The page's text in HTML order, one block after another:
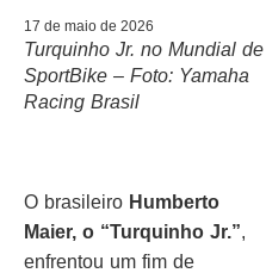
17 de maio de 2026
Turquinho Jr. no Mundial de
SportBike – Foto: Yamaha
Racing Brasil
O brasileiro Humberto
Maier, o “Turquinho Jr.”,
enfrentou um fim de